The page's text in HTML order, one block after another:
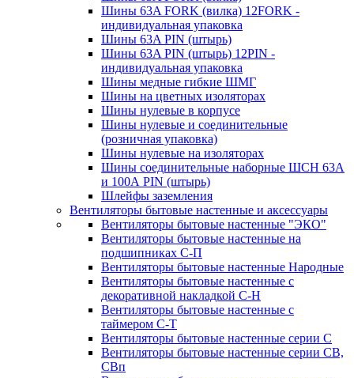
Шины 63A FORK (вилка) 12FORK -
индивидуальная упаковка
Шины 63A PIN (штырь)
Шины 63A PIN (штырь) 12PIN -
индивидуальная упаковка
Шины медные гибкие ШМГ
Шины на цветных изоляторах
Шины нулевые в корпусе
Шины нулевые и соединительные
(розничная упаковка)
Шины нулевые на изоляторах
Шины соединительные наборные ШСН 63A
и 100А PIN (штырь)
Шлейфы заземления
Вентиляторы бытовые настенные и аксессуары
Вентиляторы бытовые настенные "ЭКО"
Вентиляторы бытовые настенные на
подшипниках С-П
Вентиляторы бытовые настенные Народные
Вентиляторы бытовые настенные с
декоративной накладкой С-Н
Вентиляторы бытовые настенные с
таймером С-Т
Вентиляторы бытовые настенные серии С
Вентиляторы бытовые настенные серии СВ,
СВп